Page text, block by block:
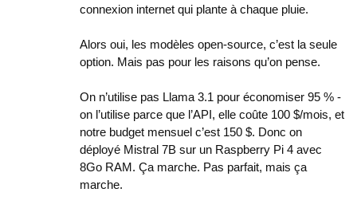
connexion internet qui plante à chaque pluie.
Alors oui, les modèles open-source, c’est la seule
option. Mais pas pour les raisons qu’on pense.
On n’utilise pas Llama 3.1 pour économiser 95 % -
on l’utilise parce que l’API, elle coûte 100 $/mois, et
notre budget mensuel c’est 150 $. Donc on
déployé Mistral 7B sur un Raspberry Pi 4 avec
8Go RAM. Ça marche. Pas parfait, mais ça
marche.